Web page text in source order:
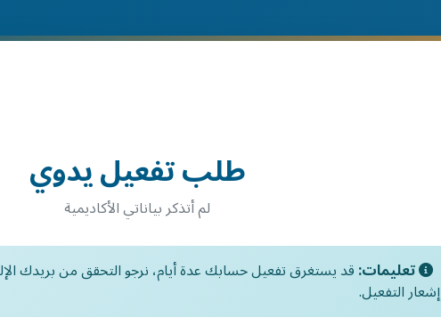
طلب تفعيل يدوي
لم أتذكر بياناتي الأكاديمية
تعليمات:
إشعار التفعيل.